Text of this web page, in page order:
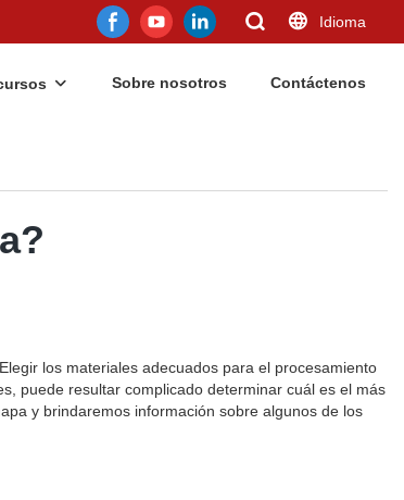
Idioma
Sobre nosotros Contáctenos
los materiales adecuados para el procesamiento
puede resultar complicado determinar cuál es el más
y brindaremos información sobre algunos de los